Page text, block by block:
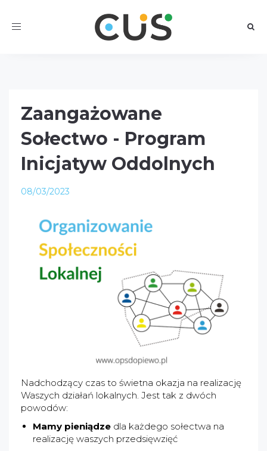
Toggle
Zaangażowane
Sołectwo - Program
Inicjatyw Oddolnych
08/03/2023
Nadchodzący czas to świetna okazja na realizację
Waszych działań lokalnych. Jest tak z dwóch
powodów:
Mamy pieniądze dla każdego sołectwa na
realizację waszych przedsięwzięć